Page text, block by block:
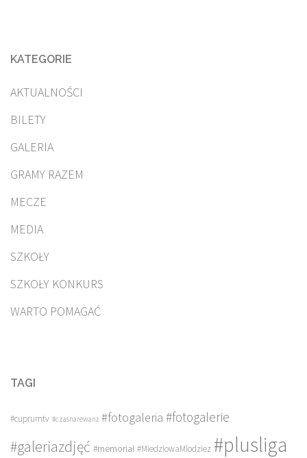
KATEGORIE
AKTUALNOŚCI
BILETY
GALERIA
GRAMY RAZEM
MECZE
MEDIA
SZKOŁY
SZKOŁY KONKURS
WARTO POMAGAĆ
TAGI
#cuprumtv #czasnarewanż #fotogaleria #fotogalerie
#galeriazdjęć #memoriał #MiedziowaMlodziez #plusliga